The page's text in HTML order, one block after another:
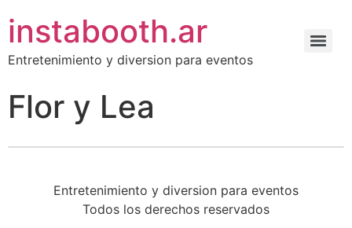
instabooth.ar
Entretenimiento y diversion para eventos
Flor y Lea
Entretenimiento y diversion para eventos
Todos los derechos reservados